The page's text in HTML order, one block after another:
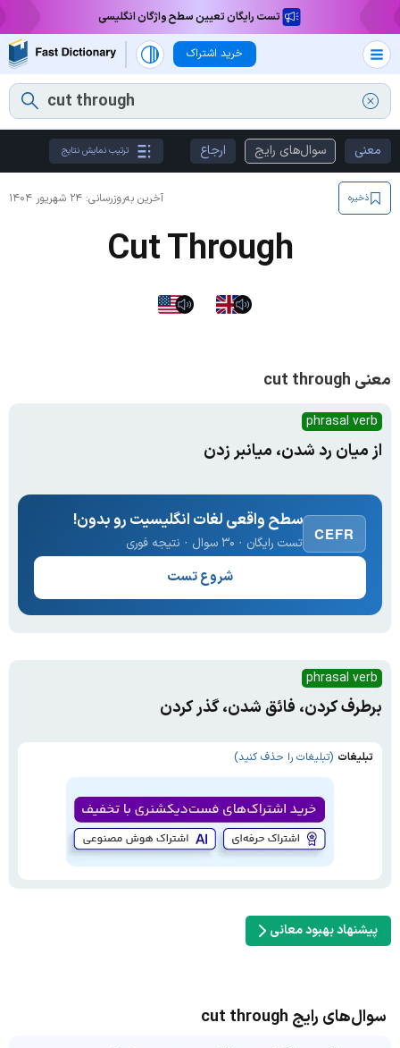
تست رایگان تعیین سطح واژگان انگلیسی
خرید اشتراک
معنی سوال‌های رایج ارجاع ترتیب نمایش نتایج
آخرین به‌روزرسانی: ۲۴ شهریور ۱۴۰۴ ذخیره
Cut Through
معنی cut through
phrasal verb
از میان رد شدن، میانبر زدن
CEFR
سطح واقعی لغات انگلیسیت رو بدون!
تست رایگان · ۳۰ سوال · نتیجه فوری
شروع تست
phrasal verb
برطرف کردن، فائق شدن، گذر کردن
تبلیغات (تبلیغات را حذف کنید)
پیشنهاد بهبود معانی
سوال‌های رایج cut through